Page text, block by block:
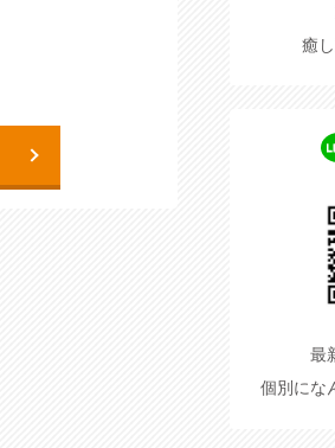
癒
最
個別にな